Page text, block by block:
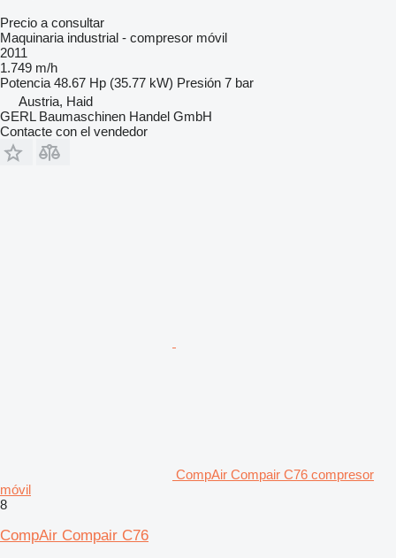
Precio a consultar
Maquinaria industrial - compresor móvil
2011
1.749 m/h
Potencia 48.67 Hp (35.77 kW) Presión 7 bar
Austria, Haid
GERL Baumaschinen Handel GmbH
Contacte con el vendedor
CompAir Compair C76 compresor
móvil
8
CompAir Compair C76